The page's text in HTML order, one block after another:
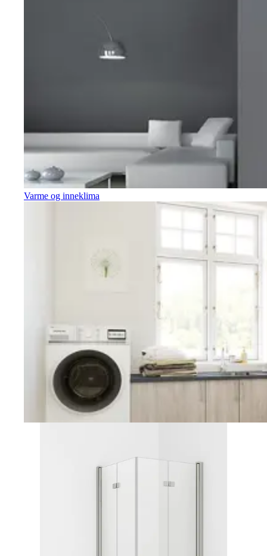
Varme og inneklima